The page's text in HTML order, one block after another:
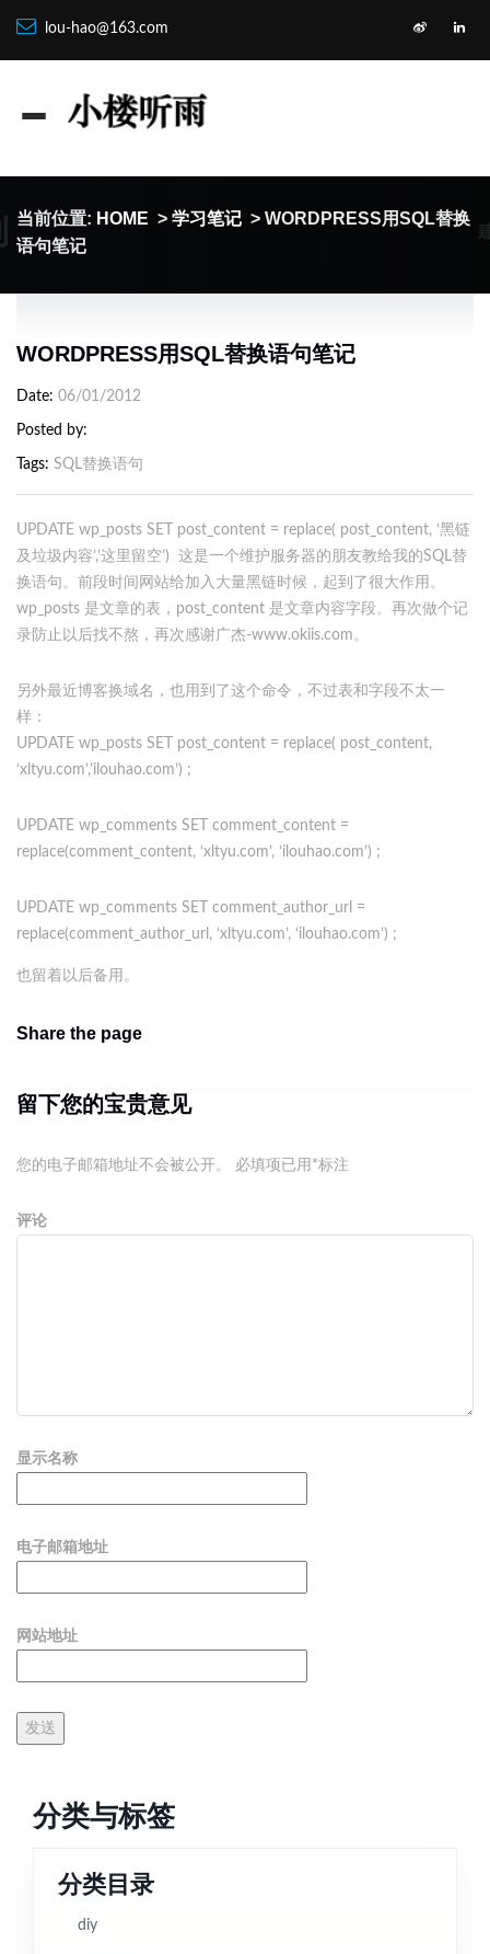
lou-hao@163.com
当前位置: HOME > 学习笔记 > WORDPRESS用SQL替换
语句笔记
WORDPRESS用SQL替换语句笔记
Date 06/01/2012
Posted by
Tags SQL替换语句
UPDATE wp_posts SET post_content = replace( post_content, ‘黑链
及垃圾内容’,’这里留空’) 这是一个维护服务器的朋友教给我的SQL替
换语句。前段时间网站给加入大量黑链时候，起到了很大作用。
wp_posts 是文章的表，post_content 是文章内容字段。再次做个记
录防止以后找不熬，再次感谢广杰-www.okiis.com。
另外最近博客换域名，也用到了这个命令，不过表和字段不太一
样：
UPDATE wp_posts SET post_content = replace( post_content,
‘xltyu.com’,’ilouhao.com’) ;
UPDATE wp_comments SET comment_content =
replace(comment_content, ‘xltyu.com’, ‘ilouhao.com’) ;
UPDATE wp_comments SET comment_author_url =
replace(comment_author_url, ‘xltyu.com’, ‘ilouhao.com’) ;
也留着以后备用。
Share the page
留下您的宝贵意见
您的电子邮箱地址不会被公开。 必填项已用 *标注
评论
显示名称
电子邮箱地址
网站地址
分类与标签
分类目录
diy